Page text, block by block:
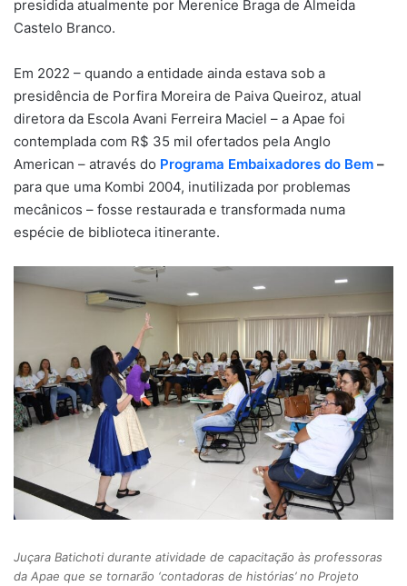
presidida atualmente por Merenice Braga de Almeida
Castelo Branco.
Em 2022 – quando a entidade ainda estava sob a
presidência de Porfira Moreira de Paiva Queiroz, atual
diretora da Escola Avani Ferreira Maciel – a Apae foi
contemplada com R$ 35 mil ofertados pela Anglo
American – através do Programa Embaixadores do Bem –
para que uma Kombi 2004, inutilizada por problemas
mecânicos – fosse restaurada e transformada numa
espécie de biblioteca itinerante.
Juçara Batichoti durante atividade de capacitação às professoras
da Apae que se tornarão ‘contadoras de histórias’ no Projeto